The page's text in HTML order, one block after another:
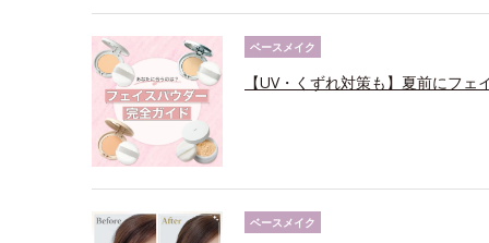
ベースメイク
【UV・くずれ対策も】夏前にフェ
ベースメイク